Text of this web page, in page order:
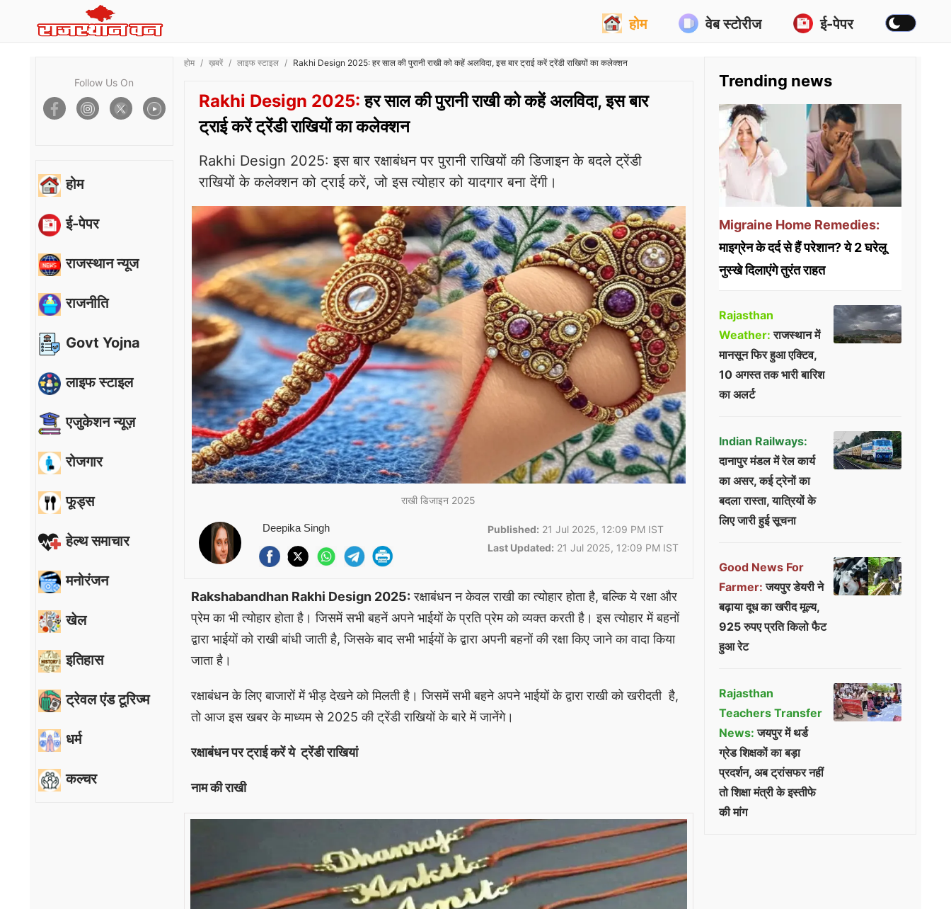
होम वेब स्टोरीज ई-पेपर
Follow Us On
होम
ई-पेपर
राजस्थान न्यूज
राजनीति
Govt Yojna
लाइफ स्टाइल
एजुकेशन न्यूज़
रोजगार
फूड्स
हेल्थ समाचार
मनोरंजन
खेल
इतिहास
ट्रेवल एंड टूरिज्म
धर्म
कल्चर
होम ख़बरें लाइफ स्टाइल Rakhi Design 2025: हर साल की पुरानी राखी को कहें अलविदा, इस बार ट्राई करें ट्रेंडी राखियों का कलेक्शन
Rakhi Design 2025: हर साल की पुरानी राखी को कहें अलविदा, इस बार
ट्राई करें ट्रेंडी राखियों का कलेक्शन
Rakhi Design 2025: इस बार रक्षाबंधन पर पुरानी राखियों की डिजाइन के बदले ट्रेंडी
राखियों के कलेक्शन को ट्राई करें, जो इस त्योहार को यादगार बना देंगी।
राखी डिजाइन 2025
Deepika Singh Published: 21 Jul 2025, 12:09 PM IST
Last Updated: 21 Jul 2025, 12:09 PM IST
Rakshabandhan Rakhi Design 2025: रक्षाबंधन न केवल राखी का त्योहार होता है, बल्कि ये रक्षा और
प्रेम का भी त्योहार होता है। जिसमें सभी बहनें अपने भाईयों के प्रति प्रेम को व्यक्त करती है। इस त्योहार में बहनों
द्वारा भाईयों को राखी बांधी जाती है, जिसके बाद सभी भाईयों के द्वारा अपनी बहनों की रक्षा किए जाने का वादा किया
जाता है।
रक्षाबंधन के लिए बाजारों में भीड़ देखने को मिलती है। जिसमें सभी बहने अपने भाईयों के द्वारा राखी को खरीदती है,
तो आज इस खबर के माध्यम से 2025 की ट्रेंडी राखियों के बारे में जानेंगे।
रक्षाबंधन पर ट्राई करें ये ट्रेंडी राखियां
नाम की राखी
Trending news
Migraine Home Remedies:
माइग्रेन के दर्द से हैं परेशान? ये 2 घरेलू
नुस्खे दिलाएंगे तुरंत राहत
Rajasthan
Weather: राजस्थान में
मानसून फिर हुआ एक्टिव,
10 अगस्त तक भारी बारिश
का अलर्ट
Indian Railways:
दानापुर मंडल में रेल कार्य
का असर, कई ट्रेनों का
बदला रास्ता, यात्रियों के
लिए जारी हुई सूचना
Good News For
Farmer: जयपुर डेयरी ने
बढ़ाया दूध का खरीद मूल्य,
925 रुपए प्रति किलो फैट
हुआ रेट
Rajasthan
Teachers Transfer
News: जयपुर में थर्ड
ग्रेड शिक्षकों का बड़ा
प्रदर्शन, अब ट्रांसफर नहीं
तो शिक्षा मंत्री के इस्तीफे
की मांग